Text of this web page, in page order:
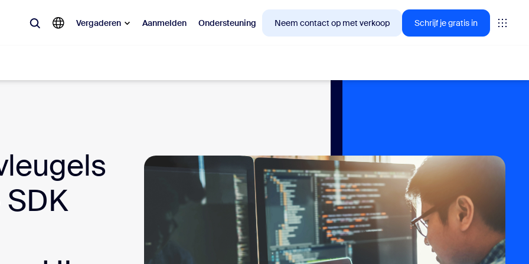
Vergaderen Aanmelden Ondersteuning Neem contact op met verkoop Schrijf je gratis in
Meetings
Rooms
Canvas
CX-inzichten